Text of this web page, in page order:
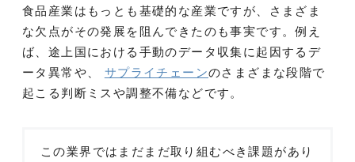
食品産業はもっとも基礎的な産業ですが、さまざま
な欠点がその発展を阻んできたのも事実です。例え
ば、途上国における手動のデータ収集に起因するデ
ータ異常や、 サプライチェーンのさまざまな段階で
起こる判断ミスや調整不備などです。
この業界ではまだまだ取り組むべき課題があり